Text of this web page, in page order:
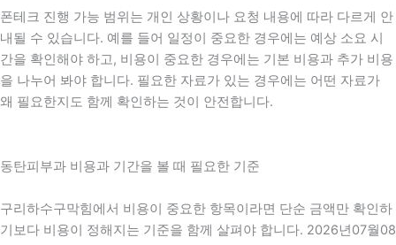
폰테크 진행 가능 범위는 개인 상황이나 요청 내용에 따라 다르게 안
내될 수 있습니다. 예를 들어 일정이 중요한 경우에는 예상 소요 시
간을 확인해야 하고, 비용이 중요한 경우에는 기본 비용과 추가 비용
을 나누어 봐야 합니다. 필요한 자료가 있는 경우에는 어떤 자료가
왜 필요한지도 함께 확인하는 것이 안전합니다.
동탄피부과 비용과 기간을 볼 때 필요한 기준
구리하수구막힘에서 비용이 중요한 항목이라면 단순 금액만 확인하
기보다 비용이 정해지는 기준을 함께 살펴야 합니다. 2026년07월08